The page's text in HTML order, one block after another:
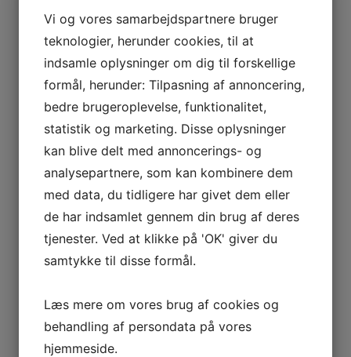
Telefon
E-mail
Besked
Send din besked
Vi og vores samarbejdspartnere bruger
teknologier, herunder cookies, til at
indsamle oplysninger om dig til forskellige
formål, herunder: Tilpasning af annoncering,
bedre brugeroplevelse, funktionalitet,
statistik og marketing. Disse oplysninger
kan blive delt med annoncerings- og
analysepartnere, som kan kombinere dem
med data, du tidligere har givet dem eller
de har indsamlet gennem din brug af deres
tjenester. Ved at klikke på 'OK' giver du
samtykke til disse formål.
Læs mere om vores brug af cookies og
behandling af persondata på vores
hjemmeside.